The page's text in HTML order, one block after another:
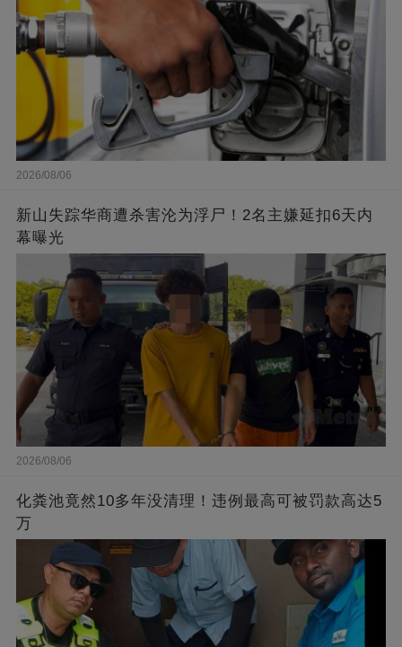
2026/08/06
新山失踪华商遭杀害沦为浮尸！2名主嫌延扣6天内
幕曝光
2026/08/06
化粪池竟然10多年没清理！违例最高可被罚款高达5
万